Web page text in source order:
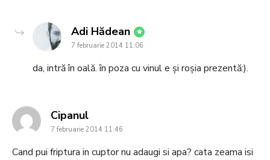
Adi Hădean says:
7 februarie 2014 11:06
da, intră în oală. în poza cu vinul e și roșia prezentă:).
Cipanulsays:
7 februarie 2014 11:46
Cand pui friptura in cuptor nu adaugi si apa? cata zeama isi